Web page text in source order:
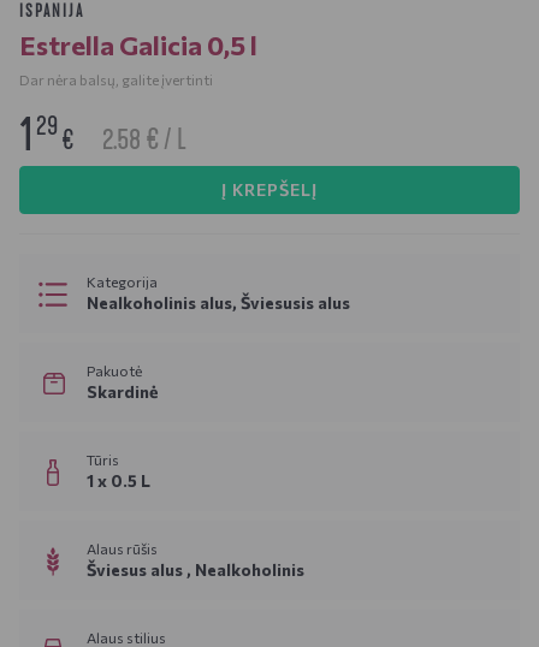
ISPANIJA
Estrella Galicia 0,5 l
Dar nėra balsų, galite įvertinti
1 29€ 2.58 € / L
Į KREPŠELĮ
Kategorija
Nealkoholinis alus, Šviesusis alus
Pakuotė
Skardinė
Tūris
1 x 0.5 L
Alaus rūšis
Šviesus alus , Nealkoholinis
Alaus stilius